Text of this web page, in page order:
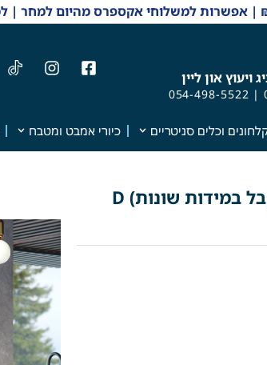
ויעוץ און ליין
|
054-498-5522
וכלים סניטריים כיורי אמבט ומטבח
ארון אמבטיה מעוצב דגם "רוברטו" (ניתן לקבל במידות שונות) D